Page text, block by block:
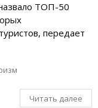
ТОП-50
передает
Читать далее